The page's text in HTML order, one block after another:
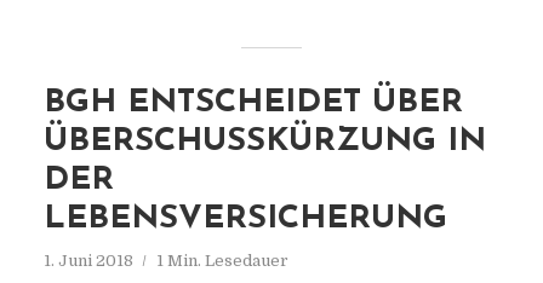
BGH ENTSCHEIDET ÜBER
ÜBERSCHUSSKÜRZUNG IN
DER
LEBENSVERSICHERUNG
1. Juni 2018 1 Min. Lesedauer